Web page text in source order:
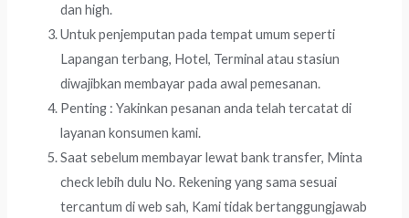
dan high.
Untuk penjemputan pada tempat umum seperti
Lapangan terbang, Hotel, Terminal atau stasiun
diwajibkan membayar pada awal pemesanan.
Penting : Yakinkan pesanan anda telah tercatat di
layanan konsumen kami.
Saat sebelum membayar lewat bank transfer, Minta
check lebih dulu No. Rekening yang sama sesuai
tercantum di web sah, Kami tidak bertanggungjawab